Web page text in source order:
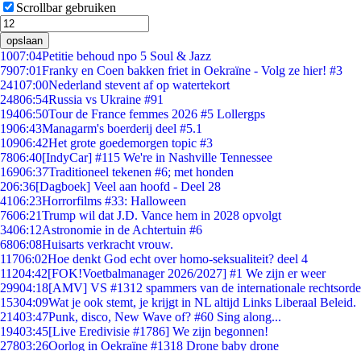
Scrollbar gebruiken
opslaan
1007:04Petitie behoud npo 5 Soul & Jazz
7907:01Franky en Coen bakken friet in Oekraïne - Volg ze hier! #3
24107:00Nederland stevent af op watertekort
24806:54Russia vs Ukraine #91
19406:50Tour de France femmes 2026 #5 Lollergps
1906:43Managarm's boerderij deel #5.1
10906:42Het grote goedemorgen topic #3
7806:40[IndyCar] #115 We're in Nashville Tennessee
16906:37Traditioneel tekenen #6; met honden
206:36[Dagboek] Veel aan hoofd - Deel 28
4106:23Horrorfilms #33: Halloween
7606:21Trump wil dat J.D. Vance hem in 2028 opvolgt
3406:12Astronomie in de Achtertuin #6
6806:08Huisarts verkracht vrouw.
11706:02Hoe denkt God echt over homo-seksualiteit? deel 4
11204:42[FOK!Voetbalmanager 2026/2027] #1 We zijn er weer
29904:18[AMV] VS #1312 spammers van de internationale rechtsorde
15304:09Wat je ook stemt, je krijgt in NL altijd Links Liberaal Beleid.
21403:47Punk, disco, New Wave of? #60 Sing along...
19403:45[Live Eredivisie #1786] We zijn begonnen!
27803:26Oorlog in Oekraïne #1318 Drone baby drone